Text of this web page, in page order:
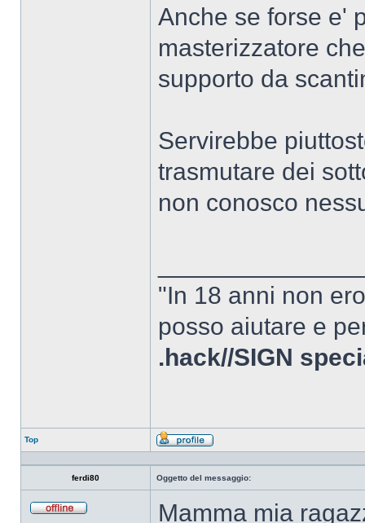
Anche se forse e'
masterizzatore
supporto da
Servirebbe
trasmutare dei
non conosco
"In 18 anni non
posso aiutare e
.hack//SIGN
Top
Profilo
ferdi80 Oggetto del messaggio:
Mamma mia